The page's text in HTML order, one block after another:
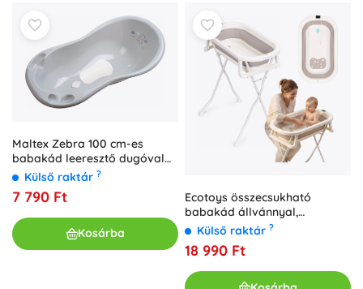
Maltex Zebra 100 cm-es
babakád leeresztő dugóval
és csúszásgátló betéttel,
Külső raktár ?
7 790 Ft
Kosárba
Ecotoys összecsukható
babakád állvánnyal,
lefolyóval és LCD hőmérővel
Külső raktár ?
18 990 Ft